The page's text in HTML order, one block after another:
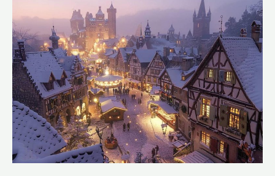
à
2h
de
Lyon,
cette
magnifique
cité
médiévale
est